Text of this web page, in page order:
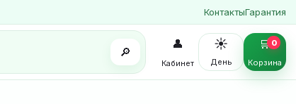
КонтактыГарантия
🔎
👤
Кабинет
☀️
День
🛒
Корзина
0